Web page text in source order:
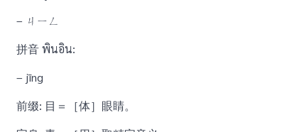
– ㄐㄧㄥ
拼音 พินอิน:
– jīng
前缀: 目＝［体］眼睛。